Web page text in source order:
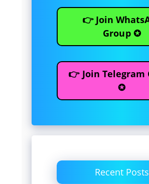
👉 Join
Group ✪
👉 Join Telegram
✪
Recent Posts